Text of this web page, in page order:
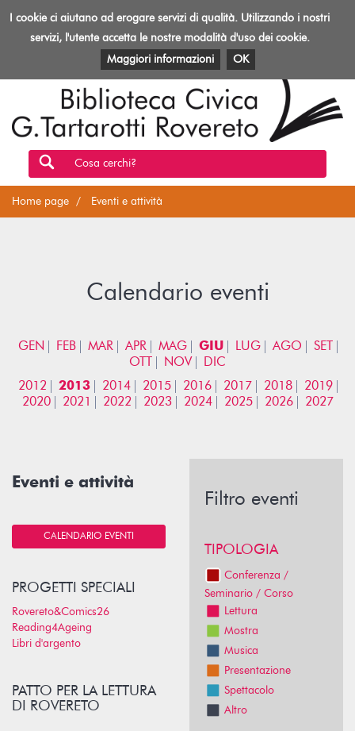
Toggle
Biblioteca
Rovereto
EVENTI E ATTIVITÀ PATRIMONIO E RISORSE
Cosa cerchi?
Home page Eventi e attività
Calendario eventi
GEN FEB MAR APR MAG GIU LUG AGO
SET
OTT
NOV
DIC
2012
2013 2014 2015 2016 2017 2018
2019
2020
2021 2022 2023 2024 2025 2026 2027
Eventi e attività
CALENDARIO EVENTI
PROGETTI SPECIALI
Rovereto&Comics26
Reading4Ageing
Libri d'argento
PATTO PER LA LETTURA
DI ROVERETO
Filtro eventi
TIPOLOGIA
Conferenza /
Seminario / Corso
Lettura
Mostra
Musica
Presentazione
Spettacolo
Altro
I cookie ci aiutano ad erogare servizi di qualità. Utilizzando i nostri
servizi, l'utente accetta le nostre modalità d'uso dei cookie.
Maggiori informazioni
OK